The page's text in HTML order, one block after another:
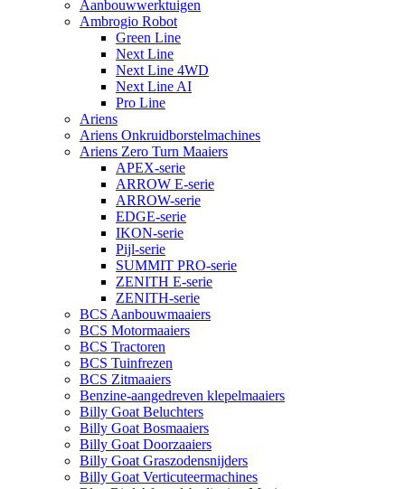
Aanbouwwerktuigen
Ambrogio Robot
Green Line
Next Line
Next Line 4WD
Next Line AI
Pro Line
Ariens
Ariens Onkruidborstelmachines
Ariens Zero Turn Maaiers
APEX-serie
ARROW E-serie
ARROW-serie
EDGE-serie
IKON-serie
Pijl-serie
SUMMIT PRO-serie
ZENITH E-serie
ZENITH-serie
BCS Aanbouwmaaiers
BCS Motormaaiers
BCS Tractoren
BCS Tuinfrezen
BCS Zitmaaiers
Benzine-aangedreven klepelmaaiers
Billy Goat Beluchters
Billy Goat Bosmaaiers
Billy Goat Doorzaaiers
Billy Goat Graszodensnijders
Billy Goat Verticuteermachines